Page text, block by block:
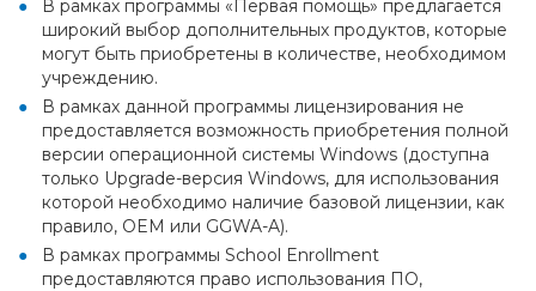
В рамках программы «Первая помощь» предлагается
широкий выбор дополнительных продуктов, которые
могут быть приобретены в количестве, необходимом
учреждению.
В рамках данной программы лицензирования не
предоставляется возможность приобретения полной
версии операционной системы Windows (доступна
только Upgrade-версия Windows, для использования
которой необходимо наличие базовой лицензии, как
правило, OEM или GGWA-A).
В рамках программы School Enrollment
предоставляются право использования ПО,